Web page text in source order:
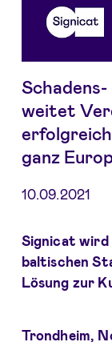
10.09.2021
weitet
ganz
Signicat wird
baltischen
Lösung zur
Trondheim,